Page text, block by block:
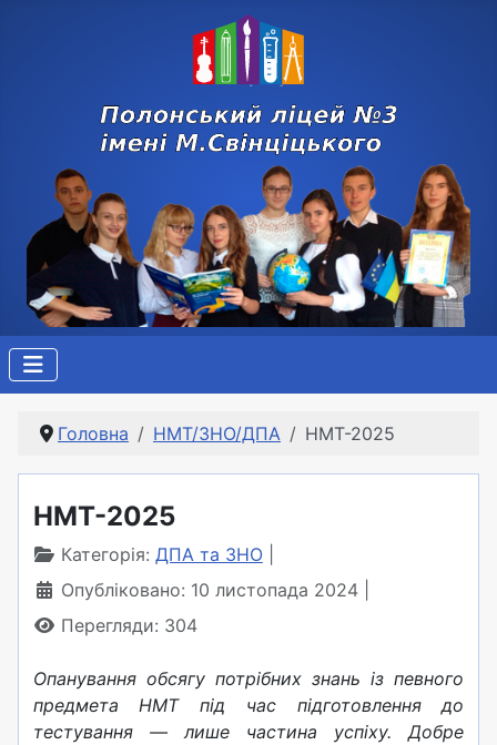
Головна НМТ/ЗНО/ДПА НМТ-2025
НМТ-2025
Категорія: ДПА та ЗНО
Опубліковано: 10 листопада 2024
Перегляди: 304
Опанування обсягу потрібних знань із певного
предмета НМТ під час підготовлення до
тестування — лише частина успіху. Добре